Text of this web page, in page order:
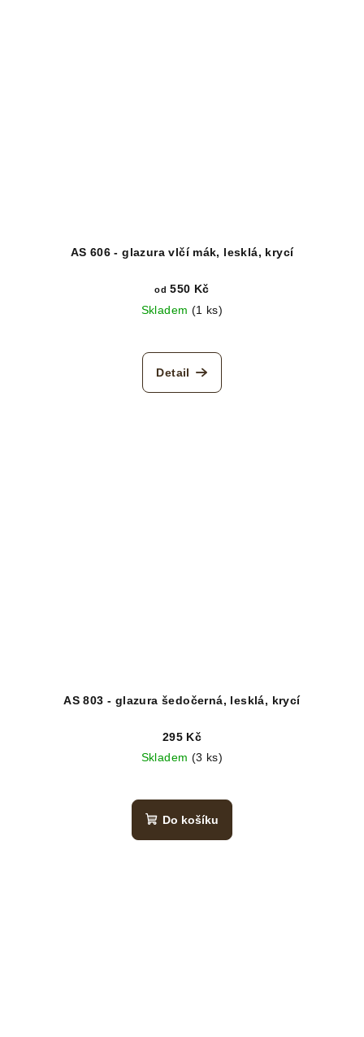
AS 606 - glazura vlčí mák, lesklá, krycí
od 550 Kč
Skladem (1 ks)
Detail
AS 803 - glazura šedočerná, lesklá, krycí
295 Kč
Skladem (3 ks)
Do košíku